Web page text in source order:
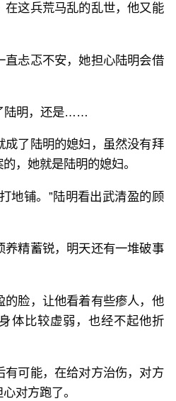
在这兵荒马乱的乱世，他又能
直忐忑不安，她担心陆明会借
陆明，还是……
成了陆明的媳妇，虽然没有拜
，她就是陆明的媳妇。
地铺。”陆明看出武清盈的顾
养精蓄锐，明天还有一堆破事
的脸，让他看着有些瘆人，他
体比较虚弱，也经不起他折
有可能，在给对方治伤，对方
对方跑了。